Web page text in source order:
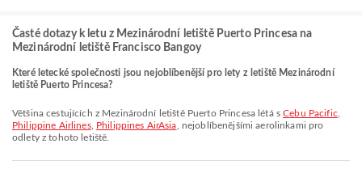
Časté dotazy k letu z Mezinárodní letiště Puerto Princesa na
Mezinárodní letiště Francisco Bangoy
Které letecké společnosti jsou nejoblíbenější pro lety z letiště Mezinárodní
letiště Puerto Princesa?
Většina cestujících z Mezinárodní letiště Puerto Princesa létá sCebu Pacific
Philippine Airlines, Philippines AirAsia , nejoblíbenějšími aerolinkami pro
odlety z tohoto letiště.